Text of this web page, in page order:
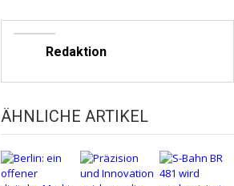
Redaktion
ÄHNLICHE ARTIKEL